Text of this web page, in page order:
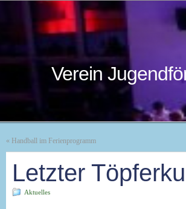
Verein
« Handball im Ferienprogramm
Letzter
Aktuelles